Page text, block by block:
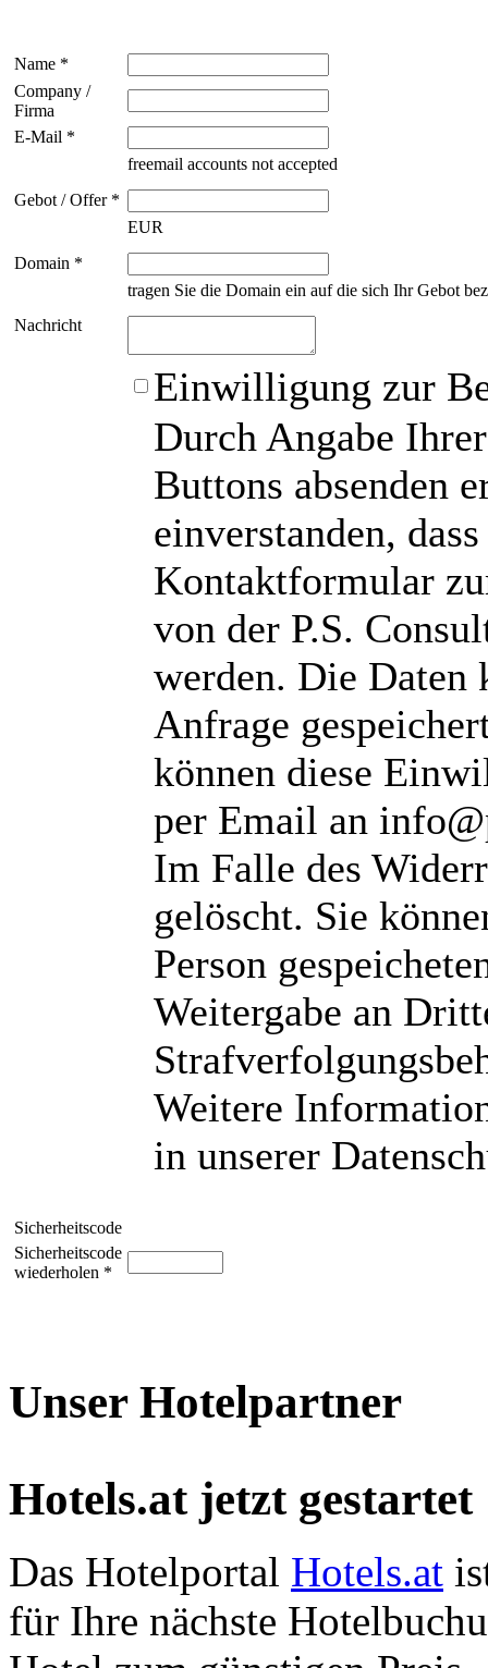
Name *
Company /
Firma
E-Mail *
freemail accounts not accepted
Gebot / Offer *
EUR
Domain *
tragen Sie die Domain ein auf die sich Ihr Gebot
Nachricht
Einwilligung zur
Durch Angabe
Buttons absenden
einverstanden,
Kontaktformular
von der P.S.
werden. Die Daten
Anfrage
können diese
per Email an
Im Falle des
gelöscht. Sie
Person
Weitergabe an
Weitere
in unserer
Sicherheitscode
Sicherheitscode
wiederholen *
Unser Hotelpartner
Hotels.at jetzt gestartet
Das Hotelportal Hotels.at
für Ihre nächste